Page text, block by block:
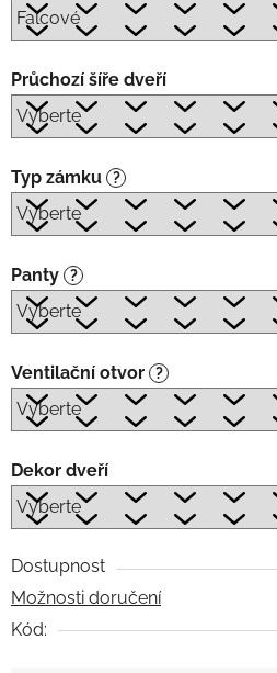
Průchozí šíře dveří
Typ zámku ?
Panty ?
Ventilační otvor ?
Dekor dveří
Dostupnost
Možnosti doručení
Kód: